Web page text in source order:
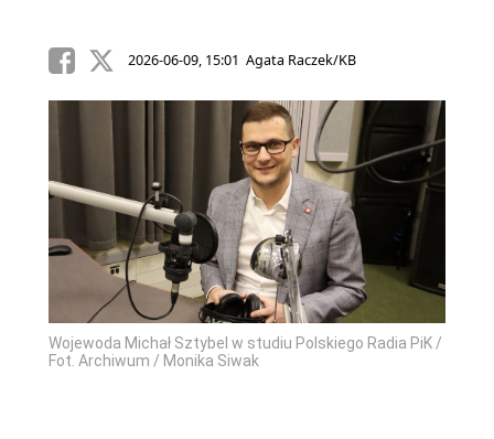
2026-06-09, 15:01 Agata Raczek/KB
Wojewoda Michał Sztybel w studiu Polskiego Radia PiK /
Fot. Archiwum / Monika Siwak